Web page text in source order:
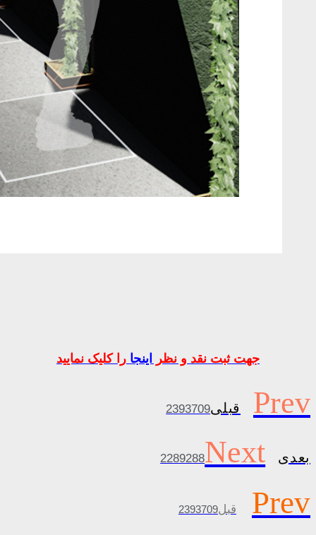
جهت ثبت نقد و نظر اینجا را کلیک نمایید
Prev قبلی2393709
بعدی 2289288Next
Prev قبل2393709